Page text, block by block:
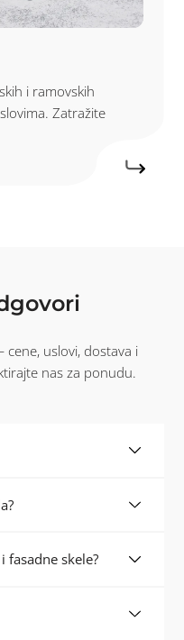
i ramovskih
Zatražite
uslovi, dostava i
nas za ponudu.
skele?